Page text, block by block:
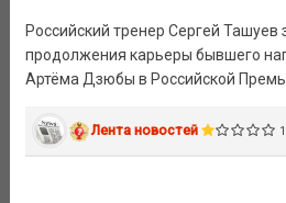
Российский тренер Сергей Ташуев
продолжения карьеры бывшего
Артёма Дзюбы в Российской
Лента новостей